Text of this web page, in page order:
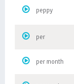
peppy
per
per month